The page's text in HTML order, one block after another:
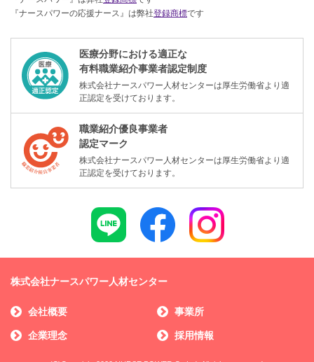
『ナースパワーの応援ナース』は弊社登録商標です
医療分野における適正な
有料職業紹介事業者認定制度
株式会社ナースパワー人材センターは厚生労働省より適
正認定を受けております。
職業紹介優良事業者
認定マーク
株式会社ナースパワー人材センターは厚生労働省より適
正認定を受けております。
株式会社ナースパワー人材センター
会社概要 事業所
企業理念 採用情報